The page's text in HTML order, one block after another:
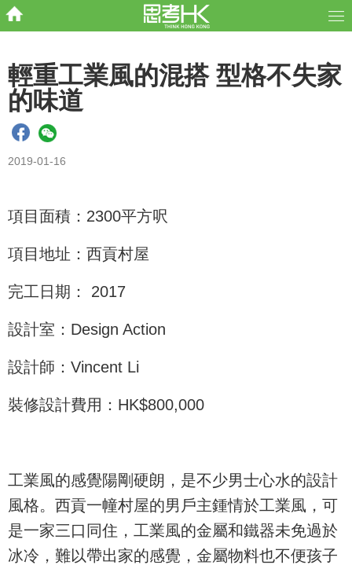
輕重工業風的混搭 型格不失家
的味道
2019-01-16
項目面積：2300平方呎
項目地址：西貢村屋
完工日期： 2017
設計室：Design Action
設計師：Vincent Li
裝修設計費用：HK$800,000
工業風的感覺陽剛硬朗，是不少男士心水的設計
風格。西貢一幢村屋的男戶主鍾情於工業風，可
是一家三口同住，工業風的金屬和鐵器未免過於
冰冷，難以帶出家的感覺，金屬物料也不便孩子